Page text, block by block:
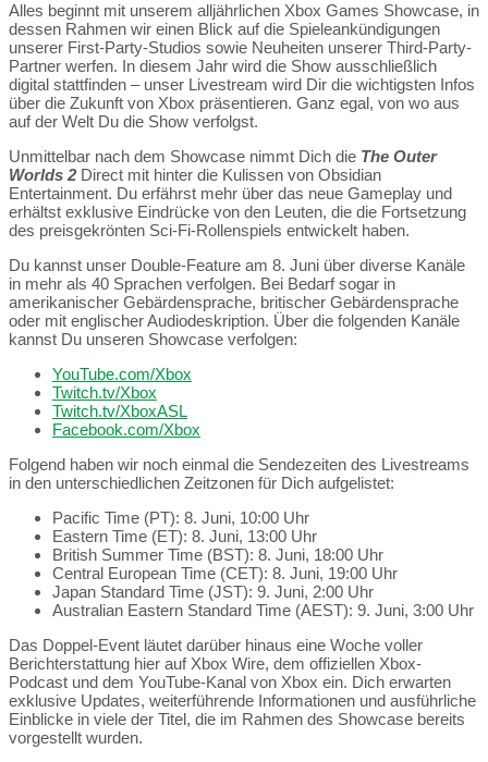
Alles beginnt mit unserem alljährlichen Xbox Games Showcase, in
dessen Rahmen wir einen Blick auf die Spieleankündigungen
unserer First-Party-Studios sowie Neuheiten unserer Third-Party-
Partner werfen. In diesem Jahr wird die Show ausschließlich
digital stattfinden – unser Livestream wird Dir die wichtigsten Infos
über die Zukunft von Xbox präsentieren. Ganz egal, von wo aus
auf der Welt Du die Show verfolgst.
Unmittelbar nach dem Showcase nimmt Dich die The Outer
Worlds 2Direct mit hinter die Kulissen von Obsidian
Entertainment. Du erfährst mehr über das neue Gameplay und
erhältst exklusive Eindrücke von den Leuten, die die Fortsetzung
des preisgekrönten Sci-Fi-Rollenspiels entwickelt haben.
Du kannst unser Double-Feature am 8. Juni über diverse Kanäle
in mehr als 40 Sprachen verfolgen. Bei Bedarf sogar in
amerikanischer Gebärdensprache, britischer Gebärdensprache
oder mit englischer Audiodeskription. Über die folgenden Kanäle
kannst Du unseren Showcase verfolgen:
YouTube.com/Xbox
Twitch.tv/Xbox
Twitch.tv/XboxASL
Facebook.com/Xbox
Folgend haben wir noch einmal die Sendezeiten des Livestreams
in den unterschiedlichen Zeitzonen für Dich aufgelistet:
Pacific Time (PT): 8. Juni, 10:00 Uhr
Eastern Time (ET): 8. Juni, 13:00 Uhr
British Summer Time (BST): 8. Juni, 18:00 Uhr
Central European Time (CET): 8. Juni, 19:00 Uhr
Japan Standard Time (JST): 9. Juni, 2:00 Uhr
Australian Eastern Standard Time (AEST): 9. Juni, 3:00 Uhr
Das Doppel-Event läutet darüber hinaus eine Woche voller
Berichterstattung hier auf Xbox Wire, dem offiziellen Xbox-
Podcast und dem YouTube-Kanal von Xbox ein. Dich erwarten
exklusive Updates, weiterführende Informationen und ausführliche
Einblicke in viele der Titel, die im Rahmen des Showcase bereits
vorgestellt wurden.